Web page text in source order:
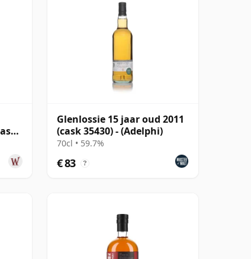
Glenlossie 15 jaar oud 2011
(cask 35430) - (Adelphi)
70cl • 59.7%
€ 83 ?